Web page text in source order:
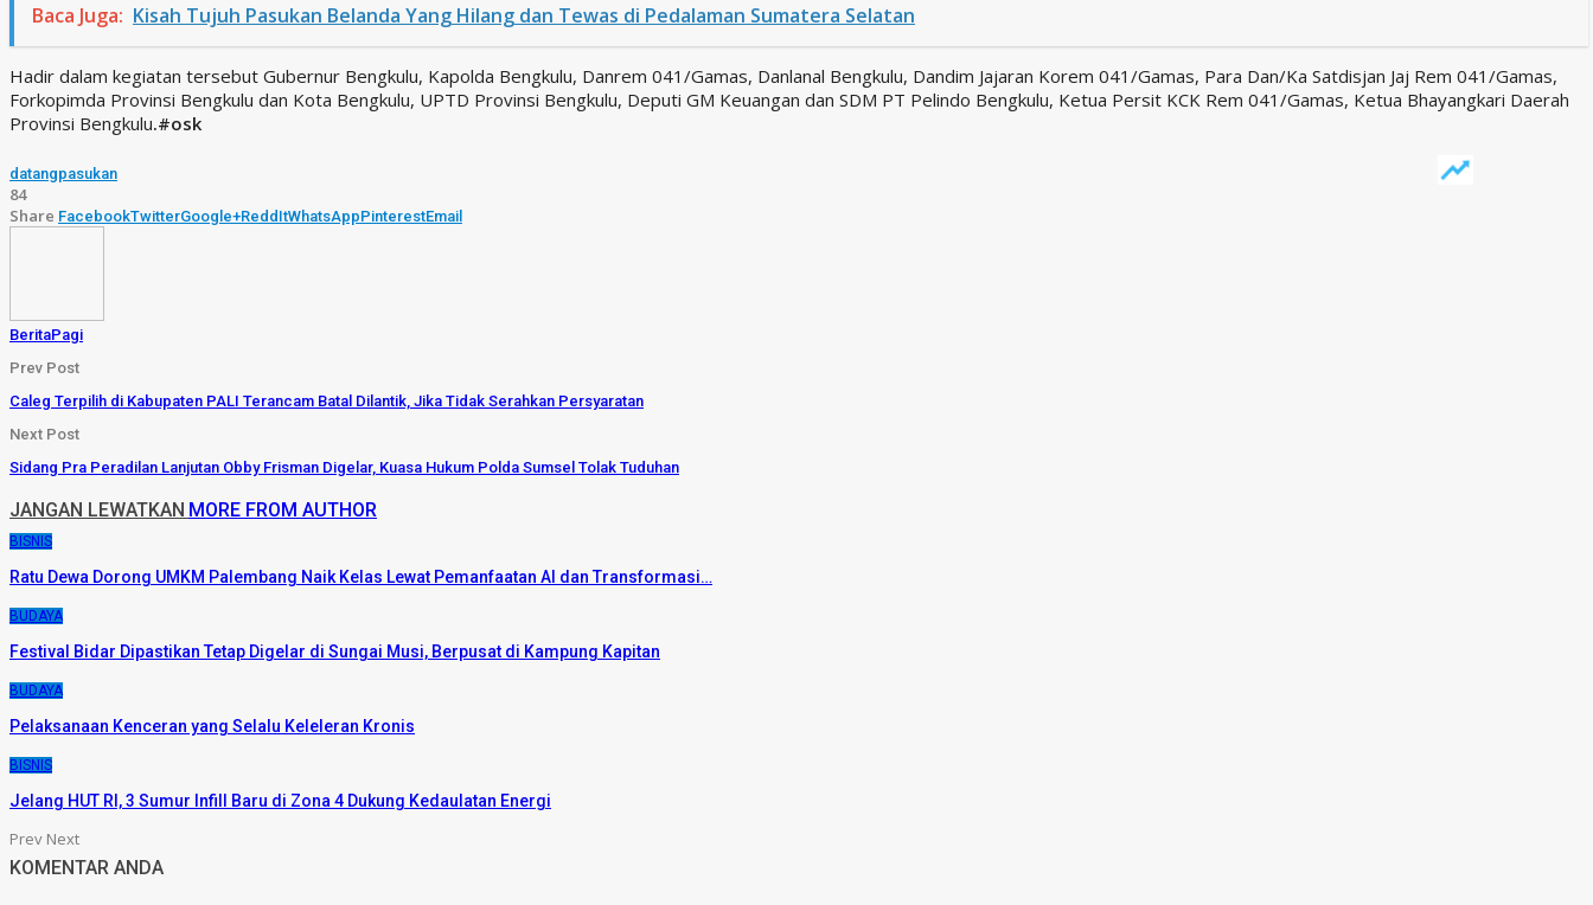
Baca Juga: Kisah Tujuh Pasukan Belanda Yang Hilang dan Tewas di Pedalaman Sumatera Selatan
Hadir dalam kegiatan tersebut Gubernur Bengkulu, Kapolda Bengkulu, Danrem 041/Gamas, Danlanal Bengkulu, Dandim Jajaran Korem 041/Gamas, Para Dan/Ka Satdisjan Jaj Rem 041/Gamas,
Forkopimda Provinsi Bengkulu dan Kota Bengkulu, UPTD Provinsi Bengkulu, Deputi GM Keuangan dan SDM PT Pelindo Bengkulu, Ketua Persit KCK Rem 041/Gamas, Ketua Bhayangkari Daerah
Provinsi Bengkulu.#osk
datangpasukan
84
Share FacebookTwitterGoogle+ReddItWhatsAppPinterestEmail
BeritaPagi
Prev Post
Caleg Terpilih di Kabupaten PALI Terancam Batal Dilantik, Jika Tidak Serahkan Persyaratan
Next Post
Sidang Pra Peradilan Lanjutan Obby Frisman Digelar, Kuasa Hukum Polda Sumsel Tolak Tuduhan
JANGAN LEWATKAN MORE FROM AUTHOR
BISNIS
Ratu Dewa Dorong UMKM Palembang Naik Kelas Lewat Pemanfaatan AI dan Transformasi…
BUDAYA
Festival Bidar Dipastikan Tetap Digelar di Sungai Musi, Berpusat di Kampung Kapitan
BUDAYA
Pelaksanaan Kenceran yang Selalu Keleleran Kronis
BISNIS
Jelang HUT RI, 3 Sumur Infill Baru di Zona 4 Dukung Kedaulatan Energi
Prev Next
KOMENTAR ANDA